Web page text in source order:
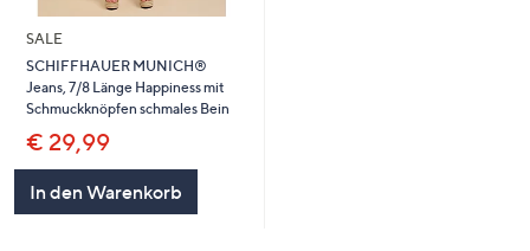
SALE
SCHIFFHAUER MUNICH®
Jeans, 7/8 Länge Happiness mit
Schmuckknöpfen schmales Bein
€ 29,99
In den Warenkorb